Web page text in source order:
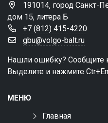
191014, город Санкт-
дом 15, литера Б
+7 (812) 415-4220
gbu@volgo-balt.ru
Нашли ошибку? Сообщите
Выделите и нажмите
МЕНЮ
Главная